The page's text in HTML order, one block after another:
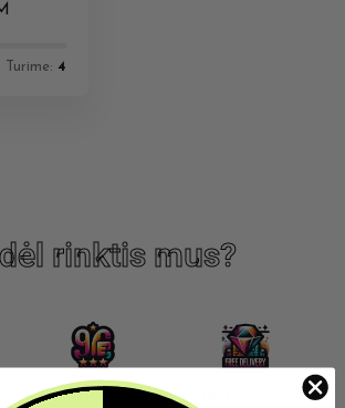
Turime: 4
rinktis mus?
PAGALBA GYVAI